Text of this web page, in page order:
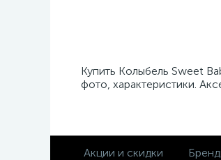
Купить Колыбель Sweet
фото, характеристики.
Акции и скидки